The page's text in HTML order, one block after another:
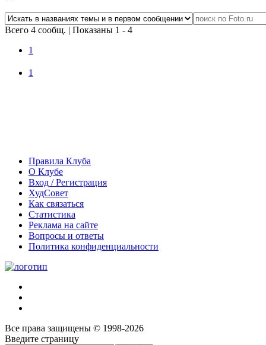
Всего 4 сообщ. | Показаны 1 - 4
1
1
Правила Клуба
О Клубе
Вход / Регистрация
ХудСовет
Как связаться
Статистика
Реклама на сайте
Вопросы и ответы
Политика конфиденциальности
Все права защищены © 1998-2026
Введите страницу